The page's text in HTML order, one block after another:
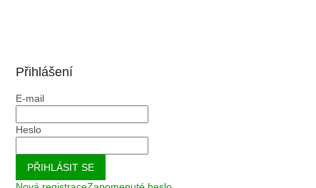
Přihlášení
E-mail
Heslo
PŘIHLÁSIT SE